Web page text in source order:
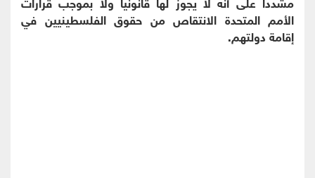
الأمم المتحدة الانتقاص من حقوق الفلسطينيين في
إقامة دولتهم.